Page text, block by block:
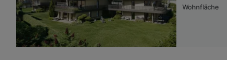
Wohnfläche